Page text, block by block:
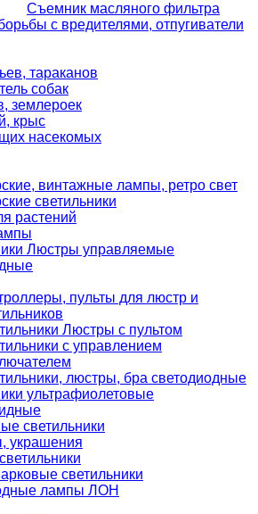
Съемник масляного фильтра
с вредителями, отпугиватели
тараканов
собак
землероек
крыс
насекомых
винтажные лампы, ретро свет
светильники
растений
Люстры управляемые
пульты для люстр и
Люстры с пультом
с управлением
люстры, бра светодиодные
ультрафиолетовые
светильники
украшения
светильники
лампы ЛОН